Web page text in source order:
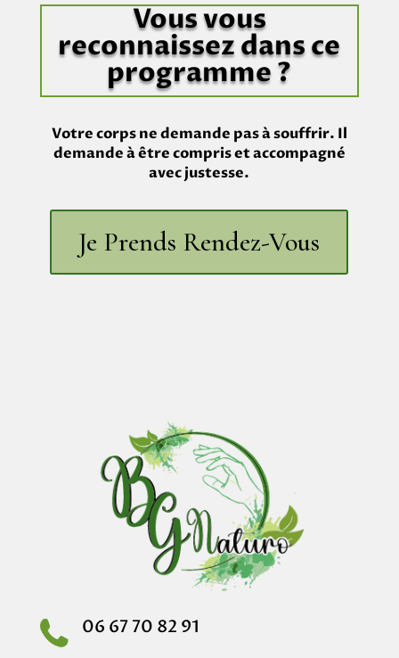
Vous vous
reconnaissez dans ce
programme ?
Votre corps ne demande pas à souffrir. Il
demande à être compris et accompagné
avec justesse.
Je Prends Rendez-Vous
06 67 70 82 91